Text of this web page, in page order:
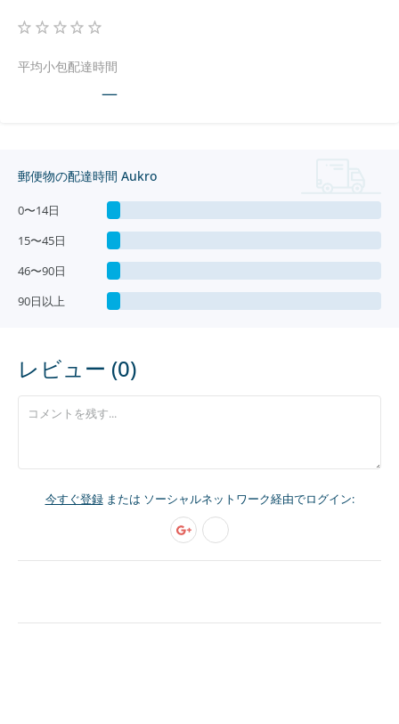
平均小包配達時間
—
郵便物の配達時間 Aukro
0〜14日
15〜45日
46〜90日
90日以上
レビュー (0)
今すぐ登録または ソーシャルネットワーク経由でログイン: